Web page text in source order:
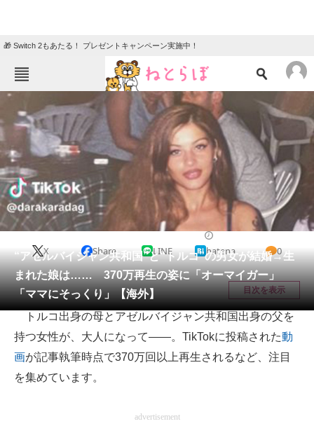
🎁 Switch 2もあたる！ プレゼントキャンペーン実施中！
TOP ニュース
エンタメ クイズ
グルメ 地域
住まい 教育・育児
動物 リサーチ
会員記事
メディア
注目記事を集めた総合ページ
ITの今と未来を見通す
スマホと通信の最新トレンド
“アゼルバイジャン共和国”と“トルコ”の男女が結婚→生
まれた娘は…… 370万再生の姿に「オーマイガー」
「ママにそっくり」【海外】
X Share LINE hatena 0
目次を表示
トルコ出身の母とアゼルバイジャン共和国出身の父を
持つ女性が、大人になって――。TikTokに投稿された動
画が記事執筆時点で370万回以上再生されるなど、注目
を集めています。
advertisement